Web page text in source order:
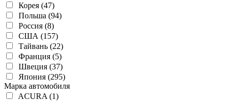
Корея (47)
Польша (94)
Россия (8)
США (157)
Тайвань (22)
Франция (5)
Швеция (37)
Япония (295)
Марка автомобиля
ACURA (1)